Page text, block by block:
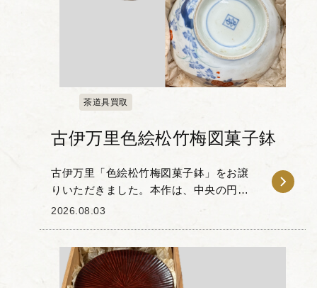
茶道具買取
古伊万里色絵松竹梅図菓子鉢
古伊万里「色絵松竹梅図菓子鉢」をお譲
りいただきました。本作は、中央の円窓
に花文を配し、その周囲に松・竹・梅の
の縁を彩る規則的...
2026.08.03